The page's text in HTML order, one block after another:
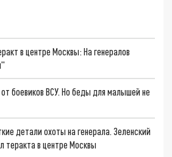
в центре Москвы: На генералов
боевиков ВСУ. Но беды для малышей не
детали охоты на генерала. Зеленский
теракта в центре Москвы